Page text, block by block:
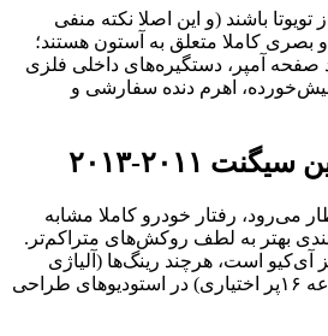
باشند (و این اصلا نکته منفی
کاملا متعلق به آستون هستند؛
صفحه آمپر، دستگیره‌های داخلی فلزی
اهرم دنده سفارشی و
۲۰۱۱-۲۰۱۳
می‌رود، رفتار خودرو کاملا مشابه
بهتر به لطف روکش‌های متراکم‌تر.
آی‌کیو است، هرچند رینگ‌ها (آلیاژی
هشت‌پر استاندارد یا مجموعه ۱۶‌پر اختیاری) در استودیوهای طراحی